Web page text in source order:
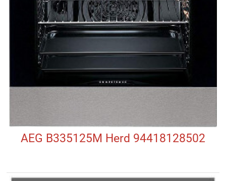
AEG B335125M Herd 94418128502